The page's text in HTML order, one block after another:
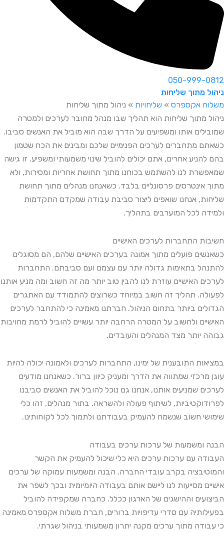
050-999-0812
ניהול מתוך שליחות
משלוח אקספרס » שליחויות » ניהול מתוך שליחות
ניהול מתוך שליחות הוא תהליך שבו מנהל מחובר לערכים ולמטרה
שמובילים אותו ומשפיעים על הדרך שבה הוא מוביל את האנשים סביבו.
כשאתם מתחברים לערכים הפנימיים שלכם ומבינים את הכח שטמון
בהם להניע אחרים, אתם יכולים להוביל שינוי משמעותי ומשפיע. זו גישה
שמאפשרת לנו להשתמש בכוחנו מתוך תחושת אחריות ומסירות, ולא
מתוך אינטרסים פרסונליים בלבד. כשאנחנו מנהלים מתוך תחושת
שליחות, אנחנו שואפים ליצור סביבת עבודה שמקדם התקדמות
ולמידה לכל המוערבים בתהליך.
חשיבות התחברות לערכים האישיים
כשאנשים פועלים מתוך אמונה בערכים האישיים שלהם, הם מסוגלים
להתנהל בתאימות גדולה יותר עם עצמם ועם סביבתם. התחברות
לערכים האישיים עוזרת לנו להבין טוב יותר מה זה חשוב ומה מניע אותנו
לפעולה. תהליך זה חשוב במיוחד כשרוצים להתמודד עם האתגרים
הגדולים ביותר בתחום הניהול. חברתנו מאמינה כי להתחבר לערכים
האישיים ולחשוב על המטרה הרחבה יותר עשויים להוביל לרמת מחויבות
גבוהה יותר מצד המנהלים והעובדים.
במציאות התובענית של ימינו, התחברות לערכים ולאמונה יכולה להיות
עוגן מרכזי שמתווה את הדרך ומעניק כיוון ברור. כשאנחנו מודעים
לערכים שמניעים אותנו, אנחנו גם נוכל להוביל את האנשים סביבנו
לפרודוקטיביות, לשיתוף פעולה ולהשראה. בתור מנהלים, זהו כלי
שימושי חשוב שנשמח להעמיק בעבודתנו ולתמוך לכל לקוחותינו.
הבנה ומשמעות של ערכות ערכים בעבודה
העבודה עם ערכות ערכים היא כלי שיכול להעמיק את הקשר
והמוטיבציה בקרב עובדי החברה. הבנה ומשמעות עמוקה של ערכים
אישיים מסייעות לנו ליישם אותם בעבודה היומיומית ובכך לשפר את
הביצועים וההישגים של הארגון ככלל. כחברה שמקפידה להוביל
בפעילותיה עם סדרי עדיפויות ברורים, חברת משלוח אקספרס מאמינה
כי עבודה מתוך ערכים מקנה יתרון משמעותי בניהול שגרתי.